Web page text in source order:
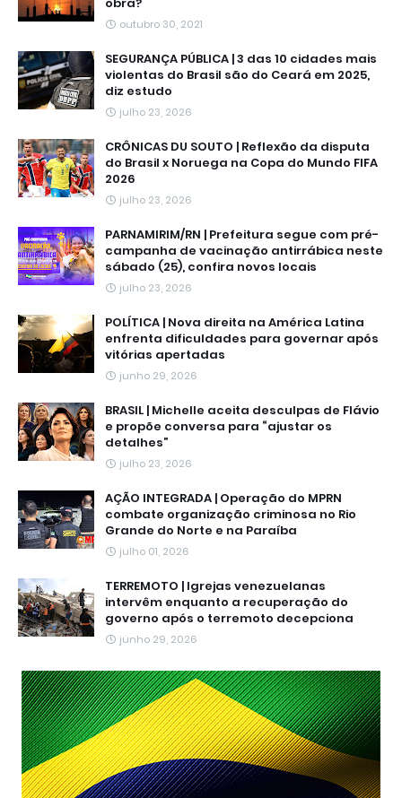
outubro 30, 2021
SEGURANÇA PÚBLICA | 3 das 10 cidades mais
violentas do Brasil são do Ceará em 2025,
diz estudo
julho 23, 2026
CRÔNICAS DU SOUTO | Reflexão da disputa
do Brasil x Noruega na Copa do Mundo FIFA
2026
julho 23, 2026
PARNAMIRIM/RN | Prefeitura segue com pré-
campanha de vacinação antirrábica neste
sábado (25), confira novos locais
julho 23, 2026
POLÍTICA | Nova direita na América Latina
enfrenta dificuldades para governar após
vitórias apertadas
junho 29, 2026
BRASIL | Michelle aceita desculpas de Flávio
e propõe conversa para “ajustar os
detalhes”
julho 23, 2026
AÇÃO INTEGRADA | Operação do MPRN
combate organização criminosa no Rio
Grande do Norte e na Paraíba
julho 01, 2026
TERREMOTO | Igrejas venezuelanas
intervêm enquanto a recuperação do
governo após o terremoto decepciona
junho 29, 2026